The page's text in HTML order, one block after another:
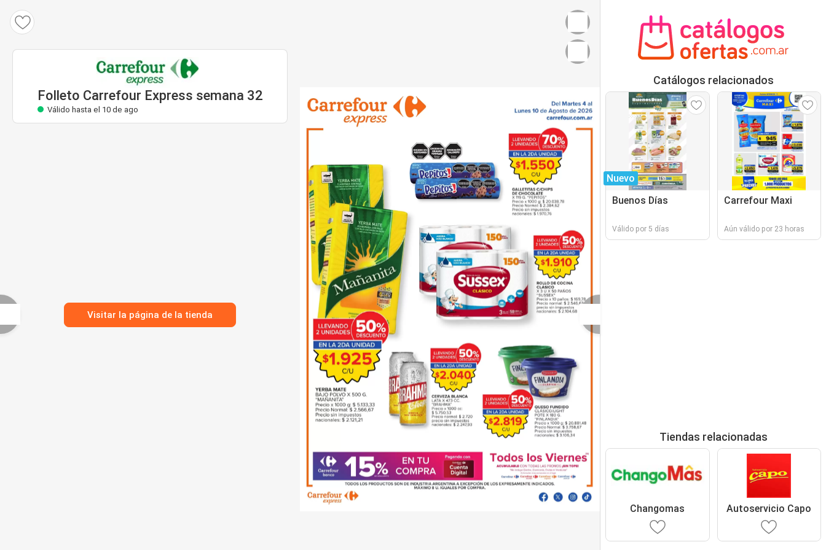
Folleto Carrefour Express semana 32
Válido hasta el 10 de ago
Visitar la página de la tienda
Catálogos relacionados
Nuevo
Buenos Días
Válido por 5 días
Carrefour Maxi
Aún válido por 23 horas
Tiendas relacionadas
Changomas Autoservicio Capo